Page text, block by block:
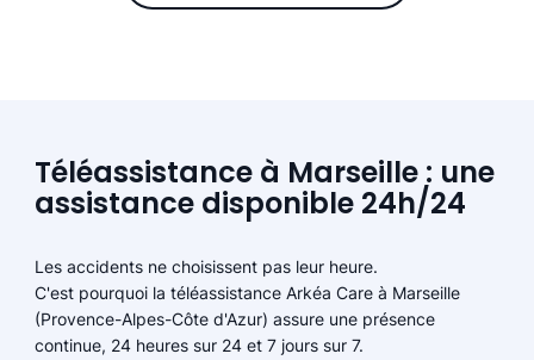
Téléassistance à Marseille : une
assistance disponible 24h/24
Les accidents ne choisissent pas leur heure.
C'est pourquoi la téléassistance Arkéa Care à Marseille
(Provence-Alpes-Côte d'Azur) assure une présence
continue, 24 heures sur 24 et 7 jours sur 7.